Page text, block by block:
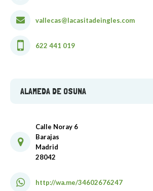
vallecas@lacasitadeingles.com
622 441 019
ALAMEDA DE OSUNA
Calle Noray 6
Barajas
Madrid
28042
http://wa.me/34602676247